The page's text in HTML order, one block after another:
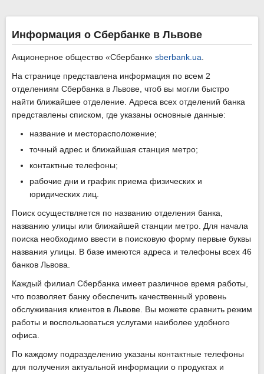
Информация о Сбербанке в Львове
Акционерное общество «Сбербанк» sberbank.ua
На странице представлена информация по всем 2
отделениям Сбербанка в Львове, чтоб вы могли быстро
найти ближайшее отделение. Адреса всех отделений банка
представлены списком, где указаны основные данные:
название и месторасположение;
точный адрес и ближайшая станция метро;
контактные телефоны;
рабочие дни и график приема физических и
юридических лиц.
Поиск осуществляется по названию отделения банка,
названию улицы или ближайшей станции метро. Для начала
поиска необходимо ввести в поисковую форму первые буквы
названия улицы. В базе имеются адреса и телефоны всех 46
банков Львова.
Каждый филиал Сбербанка имеет различное время работы,
что позволяет банку обеспечить качественный уровень
обслуживания клиентов в Львове. Вы можете сравнить режим
работы и воспользоваться услугами наиболее удобного
офиса.
По каждому подразделению указаны контактные телефоны
для получения актуальной информации о продуктах и